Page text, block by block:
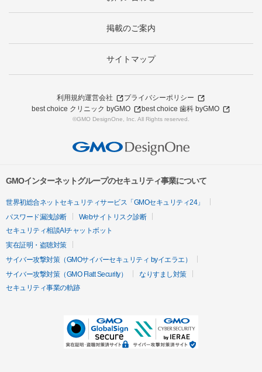
掲載のご案内
サイトマップ
利用規約運営会社
プライバシーポリシー
best choice クリニック byGMO
best choice 歯科 byGMO
©GMO DesignOne, Inc. All Rights reserved.
GMOインターネットグループのセキュリティ事業について
世界初総合ネットセキュリティサービス「GMOセキュリティ24」
パスワード漏洩診断
Webサイトリスク診断
セキュリティ相談AIチャットボット
実在証明・盗聴対策
サイバー攻撃対策（GMOサイバーセキュリティ byイエラエ）
サイバー攻撃対策（GMO Flatt Security）
なりすまし対策
セキュリティ事業の軌跡